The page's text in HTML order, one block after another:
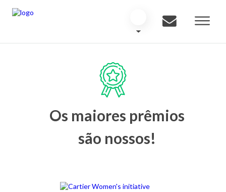
Os maiores prêmios
são nossos!